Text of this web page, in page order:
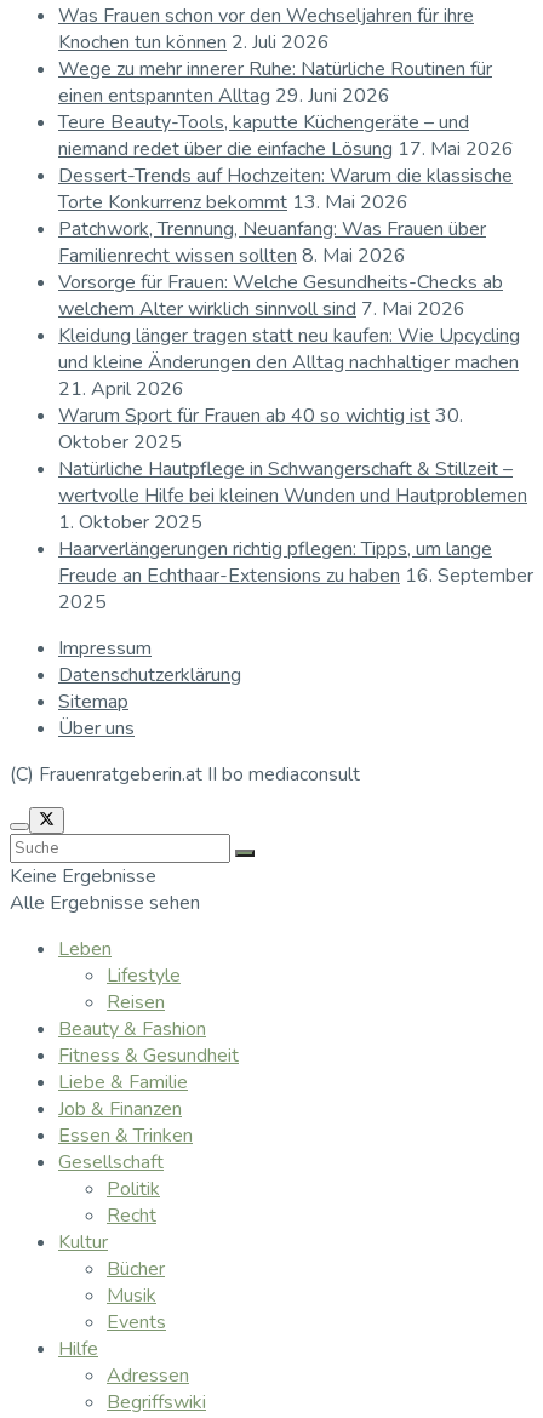
Was Frauen schon vor den Wechseljahren für ihre
Knochen tun können 2. Juli 2026
Wege zu mehr innerer Ruhe: Natürliche Routinen für
einen entspannten Alltag 29. Juni 2026
Teure Beauty-Tools, kaputte Küchengeräte – und
niemand redet über die einfache Lösung 17. Mai 2026
Dessert-Trends auf Hochzeiten: Warum die klassische
Torte Konkurrenz bekommt 13. Mai 2026
Patchwork, Trennung, Neuanfang: Was Frauen über
Familienrecht wissen sollten 8. Mai 2026
Vorsorge für Frauen: Welche Gesundheits-Checks ab
welchem Alter wirklich sinnvoll sind 7. Mai 2026
Kleidung länger tragen statt neu kaufen: Wie Upcycling
und kleine Änderungen den Alltag nachhaltiger machen
21. April 2026
Warum Sport für Frauen ab 40 so wichtig ist30.
Oktober 2025
Natürliche Hautpflege in Schwangerschaft & Stillzeit –
wertvolle Hilfe bei kleinen Wunden und Hautproblemen
1. Oktober 2025
Haarverlängerungen richtig pflegen: Tipps, um lange
Freude an Echthaar-Extensions zu haben 16. September
2025
Impressum
Datenschutzerklärung
Sitemap
Über uns
(C) Frauenratgeberin.at II bo mediaconsult
Keine Ergebnisse
Alle Ergebnisse sehen
Leben
Lifestyle
Reisen
Beauty & Fashion
Fitness & Gesundheit
Liebe & Familie
Job & Finanzen
Essen & Trinken
Gesellschaft
Politik
Recht
Kultur
Bücher
Musik
Events
Hilfe
Adressen
Begriffswiki